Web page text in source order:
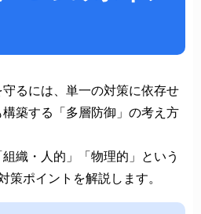
るには、単一の対策に依存せ
築する「多層防御」の考え方
織・人的」「物理的」という
策ポイントを解説します。